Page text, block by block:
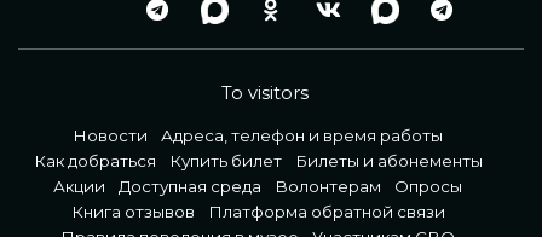
To visitors
Новости
Адреса, телефон и время работы
Как добраться
Купить билет
Билеты и абонементы
Акции
Доступная среда Волонтерам
Опросы
Книга отзывов
Платформа обратной связи